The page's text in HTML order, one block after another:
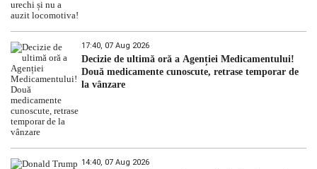
17:40, 07 Aug 2026
Decizie de ultimă oră a Agenției Medicamentului!
Două medicamente cunoscute, retrase temporar de
la vânzare
14:40, 07 Aug 2026